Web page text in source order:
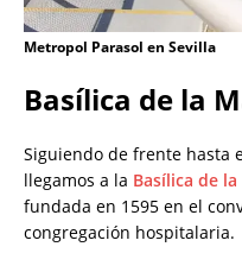
Metropol Parasol en Sevilla
Basílica de la
Siguiendo de frente hasta
llegamos a la Basílica de
fundada en 1595 en el
congregación hospitalaria.